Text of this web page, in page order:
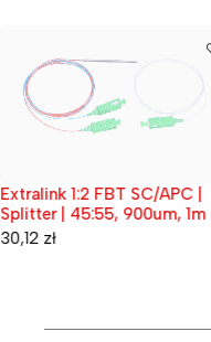
Wyprzedane
Extralink 1:2 FBT SC/APC |
Splitter | 45:55, 900um, 1m
30,12 zł